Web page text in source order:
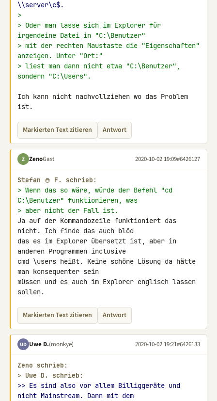
\\server\c$.
>
> Oder man lasse sich im Explorer für
irgendeine Datei in "C:\Benutzer"
> mit der rechten Maustaste die "Eigenschaften"
anzeigen. Unter "Ort:"
> liest man dann nicht etwa "C:\Benutzer",
sondern "C:\Users".
Ich kann nicht nachvollziehen wo das Problem
ist.
Markierten Text zitieren Antwort
Z ZenoGast 2020-10-02 19:09#6426127
Stefan ⛄ F. schrieb:
> Wenn das so wäre, würde der Befehl "cd
C:\Benutzer" funktionieren, was
> aber nicht der Fall ist.
Ja auf der Kommandozeile funktioniert das
nicht. Ich finde das auch blöd
das es im Explorer übersetzt ist, aber in
anderen Programmen inclusive
cmd \users heißt. Keine schöne Lösung da hätte
man konsequenter sein
müssen und es auch im Explorer englisch lassen
sollen.
Markierten Text zitieren Antwort
UD Uwe D.(monkye) 2020-10-02 19:21#6426133
Zeno schrieb:
> Uwe D. schrieb:
>> Es sind also vor allem Billiggeräte und
nicht Mainstream. Dann mit dem